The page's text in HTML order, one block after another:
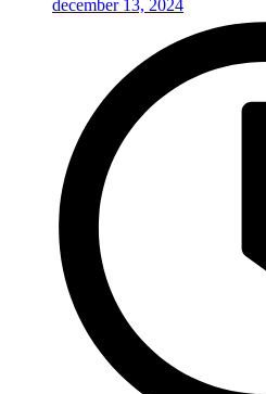
december 13, 2024